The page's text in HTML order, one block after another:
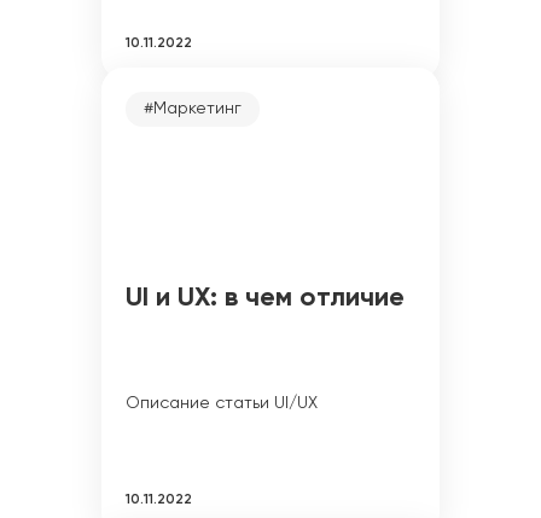
10.11.2022
#Маркетинг
UI и UX: в чем отличие
Описание статьи UI/UX
10.11.2022